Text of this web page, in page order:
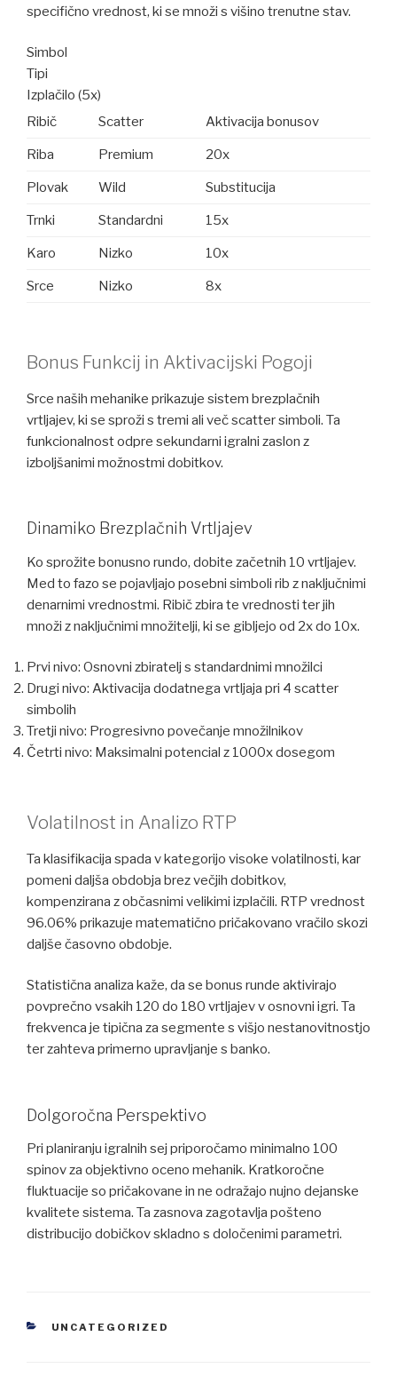
specifično vrednost, ki se množi s višino trenutne stav.
Simbol
Tipi
Izplačilo (5x)
Ribič
Scatter Aktivacija bonusov
Riba Premium 20x
Plovak Wild Substitucija
Trnki Standardni 15x
Karo Nizko 10x
Srce Nizko 8x
Bonus Funkcij in Aktivacijski Pogoji
Srce naših mehanike prikazuje sistem brezplačnih
vrtljajev, ki se sproži s tremi ali več scatter simboli. Ta
funkcionalnost odpre sekundarni igralni zaslon z
izboljšanimi možnostmi dobitkov.
Dinamiko Brezplačnih Vrtljajev
Ko sprožite bonusno rundo, dobite začetnih 10 vrtljajev.
Med to fazo se pojavljajo posebni simboli rib z naključnimi
denarnimi vrednostmi. Ribič zbira te vrednosti ter jih
množi z naključnimi množitelji, ki se gibljejo od 2x do 10x.
Prvi nivo: Osnovni zbiratelj s standardnimi množilci
Drugi nivo: Aktivacija dodatnega vrtljaja pri 4 scatter
simbolih
Tretji nivo: Progresivno povečanje množilnikov
Četrti nivo: Maksimalni potencial z 1000x dosegom
Volatilnost in Analizo RTP
Ta klasifikacija spada v kategorijo visoke volatilnosti, kar
pomeni daljša obdobja brez večjih dobitkov,
kompenzirana z občasnimi velikimi izplačili. RTP vrednost
96.06% prikazuje matematično pričakovano vračilo skozi
daljše časovno obdobje.
Statistična analiza kaže, da se bonus runde aktivirajo
povprečno vsakih 120 do 180 vrtljajev v osnovni igri. Ta
frekvenca je tipična za segmente s višjo nestanovitnostjo
ter zahteva primerno upravljanje s banko.
Dolgoročna Perspektivo
Pri planiranju igralnih sej priporočamo minimalno 100
spinov za objektivno oceno mehanik. Kratkoročne
fluktuacije so pričakovane in ne odražajo nujno dejanske
kvalitete sistema. Ta zasnova zagotavlja pošteno
distribucijo dobičkov skladno s določenimi parametri.
CATÉGORIES
UNCATEGORIZED